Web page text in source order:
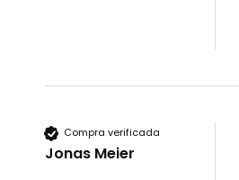
Compra verificada
Jonas Meier